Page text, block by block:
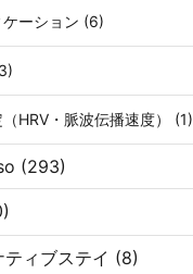
ーション (6)
HRV・脈波伝播速度） (1)
(293)
ティブステイ (8)